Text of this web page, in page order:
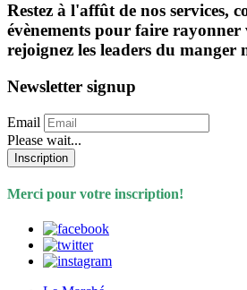
Restez à l'affût de nos services,
évènements pour faire rayonner
rejoignez les leaders du manger
Newsletter signup
Email
Please wait...
Inscription
Merci pour votre inscription!